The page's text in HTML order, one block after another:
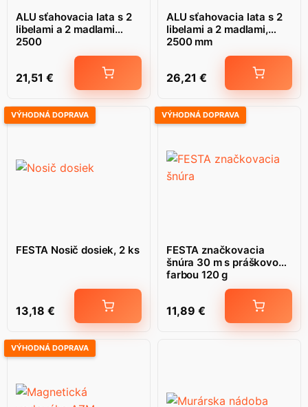
ALU sťahovacia lata s 2
libelami a 2 madlami
2500
21,51 €
ALU sťahovacia lata s 2
libelami a 2 madlami,
2500 mm
26,21 €
VÝHODNÁ DOPRAVA
FESTA Nosič dosiek, 2 ks
13,18 €
VÝHODNÁ DOPRAVA
FESTA značkovacia
šnúra 30 m s práškovou
farbou 120 g
11,89 €
VÝHODNÁ DOPRAVA